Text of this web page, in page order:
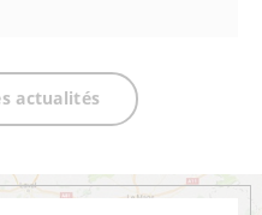
actualités